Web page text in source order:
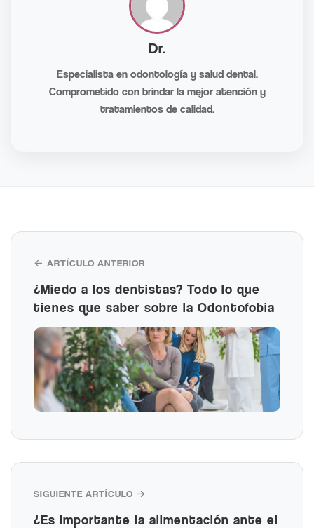
Dr.
Especialista en odontología y salud dental.
Comprometido con brindar la mejor atención y
tratamientos de calidad.
← ARTÍCULO ANTERIOR
¿Miedo a los dentistas? Todo lo que
tienes que saber sobre la Odontofobia
SIGUIENTE ARTÍCULO →
¿Es importante la alimentación ante el